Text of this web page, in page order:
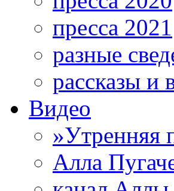
пресса 2021
разные
рассказы и
Видео
»Утренняя
Алла